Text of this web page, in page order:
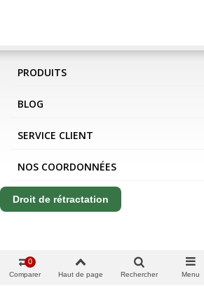
PRODUITS
BLOG
SERVICE CLIENT
NOS COORDONNÉES
Droit de rétractation
Comparer
0
Haut de page Rechercher Menu